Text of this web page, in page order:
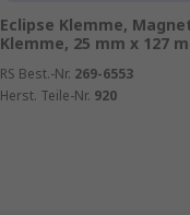
Eclipse Klemme,
Klemme, 25 mm x 127
RS Best.-Nr. 269-6553
Herst. Teile-Nr. 920